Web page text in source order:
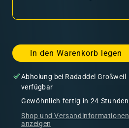
In den Warenkorb legen
Abholung bei Radaddel Großweil
verfügbar
Gewöhnlich fertig in 24 Stunden
Shop und Versandinformationen
anzeigen